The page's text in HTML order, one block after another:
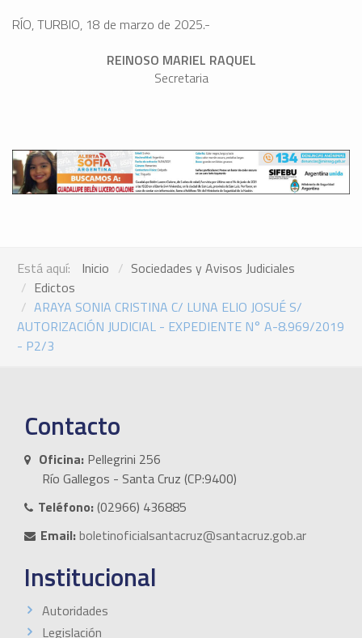
RÍO, TURBIO, 18 de marzo de 2025.-
REINOSO MARIEL RAQUEL
Secretaria
Está aquí: Inicio
Sociedades y Avisos Judiciales
Edictos
ARAYA SONIA CRISTINA C/ LUNA ELIO JOSUÉ S/
AUTORIZACIÓN JUDICIAL - EXPEDIENTE N° A-8.969/2019
- P2/3
Contacto
Oficina: Pellegrini 256
Río Gallegos - Santa Cruz (CP:9400)
Teléfono:(02966) 436885
Email:boletinoficialsantacruz@santacruz.gob.ar
Institucional
Autoridades
Legislación